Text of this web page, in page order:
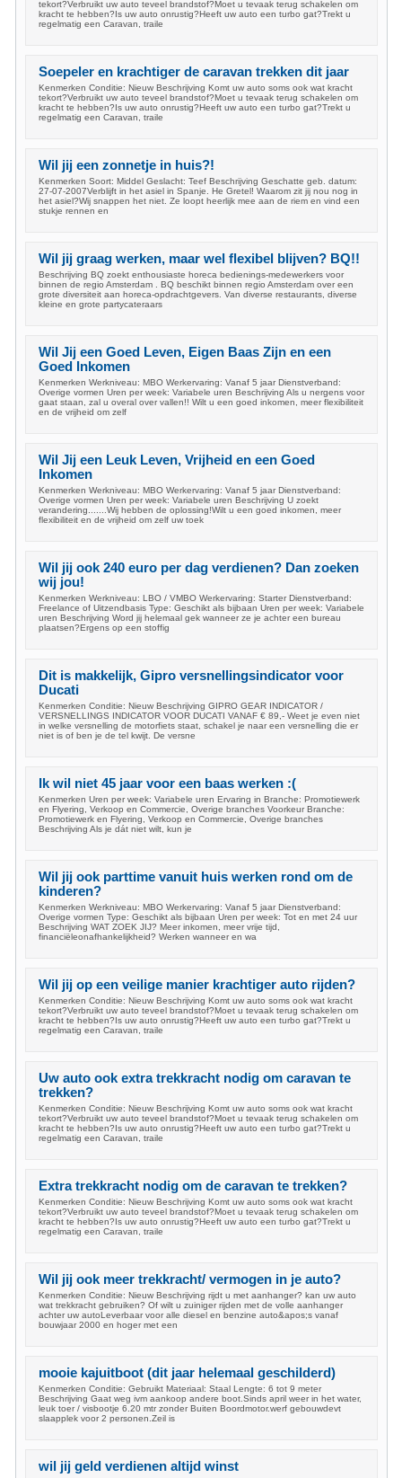
tekort?Verbruikt uw auto teveel brandstof?Moet u tevaak terug schakelen om
kracht te hebben?Is uw auto onrustig?Heeft uw auto een turbo gat?Trekt u
regelmatig een Caravan, traile
Soepeler en krachtiger de caravan trekken dit jaar
Kenmerken Conditie: Nieuw Beschrijving Komt uw auto soms ook wat kracht
tekort?Verbruikt uw auto teveel brandstof?Moet u tevaak terug schakelen om
kracht te hebben?Is uw auto onrustig?Heeft uw auto een turbo gat?Trekt u
regelmatig een Caravan, traile
Wil jij een zonnetje in huis?!
Kenmerken Soort: Middel Geslacht: Teef Beschrijving Geschatte geb. datum:
27-07-2007Verblijft in het asiel in Spanje. He Gretel! Waarom zit jij nou nog in
het asiel?Wij snappen het niet. Ze loopt heerlijk mee aan de riem en vind een
stukje rennen en
Wil jij graag werken, maar wel flexibel blijven? BQ!!
Beschrijving BQ zoekt enthousiaste horeca bedienings-medewerkers voor
binnen de regio Amsterdam . BQ beschikt binnen regio Amsterdam over een
grote diversiteit aan horeca-opdrachtgevers. Van diverse restaurants, diverse
kleine en grote partycateraars
Wil Jij een Goed Leven, Eigen Baas Zijn en een
Goed Inkomen
Kenmerken Werkniveau: MBO Werkervaring: Vanaf 5 jaar Dienstverband:
Overige vormen Uren per week: Variabele uren Beschrijving Als u nergens voor
gaat staan, zal u overal over vallen!! Wilt u een goed inkomen, meer flexibiliteit
en de vrijheid om zelf
Wil Jij een Leuk Leven, Vrijheid en een Goed
Inkomen
Kenmerken Werkniveau: MBO Werkervaring: Vanaf 5 jaar Dienstverband:
Overige vormen Uren per week: Variabele uren Beschrijving U zoekt
verandering.......Wij hebben de oplossing!Wilt u een goed inkomen, meer
flexibiliteit en de vrijheid om zelf uw toek
Wil jij ook 240 euro per dag verdienen? Dan zoeken
wij jou!
Kenmerken Werkniveau: LBO / VMBO Werkervaring: Starter Dienstverband:
Freelance of Uitzendbasis Type: Geschikt als bijbaan Uren per week: Variabele
uren Beschrijving Word jij helemaal gek wanneer ze je achter een bureau
plaatsen?Ergens op een stoffig
Dit is makkelijk, Gipro versnellingsindicator voor
Ducati
Kenmerken Conditie: Nieuw Beschrijving GIPRO GEAR INDICATOR /
VERSNELLINGS INDICATOR VOOR DUCATI VANAF € 89,- Weet je even niet
in welke versnelling de motorfiets staat, schakel je naar een versnelling die er
niet is of ben je de tel kwijt. De versne
Ik wil niet 45 jaar voor een baas werken :(
Kenmerken Uren per week: Variabele uren Ervaring in Branche: Promotiewerk
en Flyering, Verkoop en Commercie, Overige branches Voorkeur Branche:
Promotiewerk en Flyering, Verkoop en Commercie, Overige branches
Beschrijving Als je dát niet wilt, kun je
Wil jij ook parttime vanuit huis werken rond om de
kinderen?
Kenmerken Werkniveau: MBO Werkervaring: Vanaf 5 jaar Dienstverband:
Overige vormen Type: Geschikt als bijbaan Uren per week: Tot en met 24 uur
Beschrijving WAT ZOEK JIJ? Meer inkomen, meer vrije tijd,
financiëleonafhankelijkheid? Werken wanneer en wa
Wil jij op een veilige manier krachtiger auto rijden?
Kenmerken Conditie: Nieuw Beschrijving Komt uw auto soms ook wat kracht
tekort?Verbruikt uw auto teveel brandstof?Moet u tevaak terug schakelen om
kracht te hebben?Is uw auto onrustig?Heeft uw auto een turbo gat?Trekt u
regelmatig een Caravan, traile
Uw auto ook extra trekkracht nodig om caravan te
trekken?
Kenmerken Conditie: Nieuw Beschrijving Komt uw auto soms ook wat kracht
tekort?Verbruikt uw auto teveel brandstof?Moet u tevaak terug schakelen om
kracht te hebben?Is uw auto onrustig?Heeft uw auto een turbo gat?Trekt u
regelmatig een Caravan, traile
Extra trekkracht nodig om de caravan te trekken?
Kenmerken Conditie: Nieuw Beschrijving Komt uw auto soms ook wat kracht
tekort?Verbruikt uw auto teveel brandstof?Moet u tevaak terug schakelen om
kracht te hebben?Is uw auto onrustig?Heeft uw auto een turbo gat?Trekt u
regelmatig een Caravan, traile
Wil jij ook meer trekkracht/ vermogen in je auto?
Kenmerken Conditie: Nieuw Beschrijving rijdt u met aanhanger? kan uw auto
wat trekkracht gebruiken? Of wilt u zuiniger rijden met de volle aanhanger
achter uw autoLeverbaar voor alle diesel en benzine auto&apos;s vanaf
bouwjaar 2000 en hoger met een
mooie kajuitboot (dit jaar helemaal geschilderd)
Kenmerken Conditie: Gebruikt Materiaal: Staal Lengte: 6 tot 9 meter
Beschrijving Gaat weg ivm aankoop andere boot.Sinds april weer in het water,
leuk toer / visbootje 6.20 mtr zonder Buiten Boordmotor.werf gebouwdevt
slaapplek voor 2 personen.Zeil is
wil jij geld verdienen altijd winst